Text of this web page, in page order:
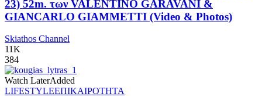
23) 52m. των VALENTINO GARAVANI &
GIANCARLO GIAMMETTI (Video & Photos)
Skiathos Channel
11K
384
Watch LaterAdded
LIFESTYLEΕΠΙΚΑΙΡΟΤΗΤΑ